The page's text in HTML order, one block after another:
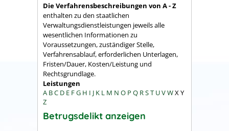
Die Verfahrensbeschreibungen von A - Z
enthalten zu den staatlichen
Verwaltungsdienstleistungen jeweils alle
wesentlichen Informationen zu
Voraussetzungen, zuständiger Stelle,
Verfahrensablauf, erforderlichen Unterlagen,
Fristen/Dauer, Kosten/Leistung und
Rechtsgrundlage.
Leistungen
A BC D E FG H I J K L M N O P Q RST UVWX Y
Z
Betrugsdelikt anzeigen